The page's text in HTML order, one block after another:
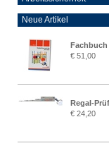
Neue Artikel
Fachbuch
€ 51,00
Regal-
Stück)
€ 24,20